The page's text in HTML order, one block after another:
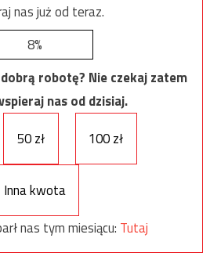
nas już od teraz.
8%
robotę? Nie czekaj zatem
nas od dzisiaj.
50 zł 100 zł
Inna kwota
nas tym miesiącu: Tutaj